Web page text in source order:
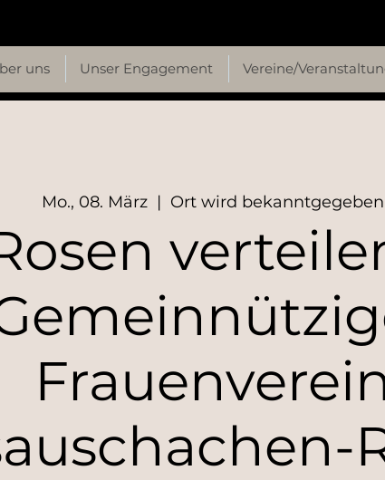
uns Unser Engagement Vereine/
Mo., 08. März
  |
Ort wird bekanntgegeben